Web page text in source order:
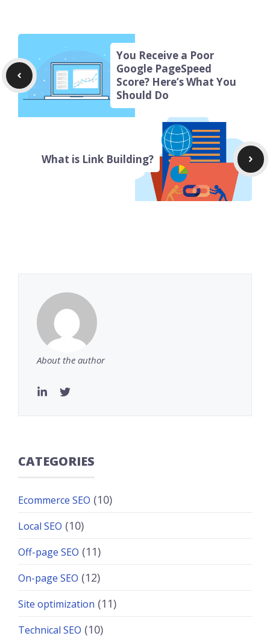
You Receive a Poor
Google PageSpeed
Score? Here’s What You
Should Do
What is Link Building?
About the author
CATEGORIES
Ecommerce SEO (10)
Local SEO (10)
Off-page SEO (11)
On-page SEO (12)
Site optimization (11)
Technical SEO (10)